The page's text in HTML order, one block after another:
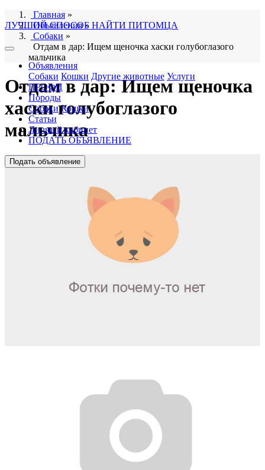
ЛУЧШИЙ СПОСОБ НАЙТИ ПИТОМЦА
Объявления
Собаки Кошки Другие животные Услуги
ПРОФИ
Породы
Собаки Кошки
Статьи
Личный кабинет
ПОДАТЬ ОБЪЯВЛЕНИЕ
Подать объявление
Главная »
Объявления»
Собаки »
Отдам в дар: Ищем щеночка хаски голубоглазого
мальчика
Отдам в дар: Ищем щеночка
хаски голубоглазого
мальчика